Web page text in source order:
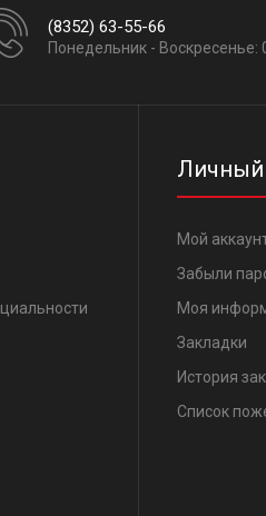
(8352) 63-55-66
Понедельник - Воскресенье:
Личный
Мой
Забыли
Моя
Закладки
История
Список